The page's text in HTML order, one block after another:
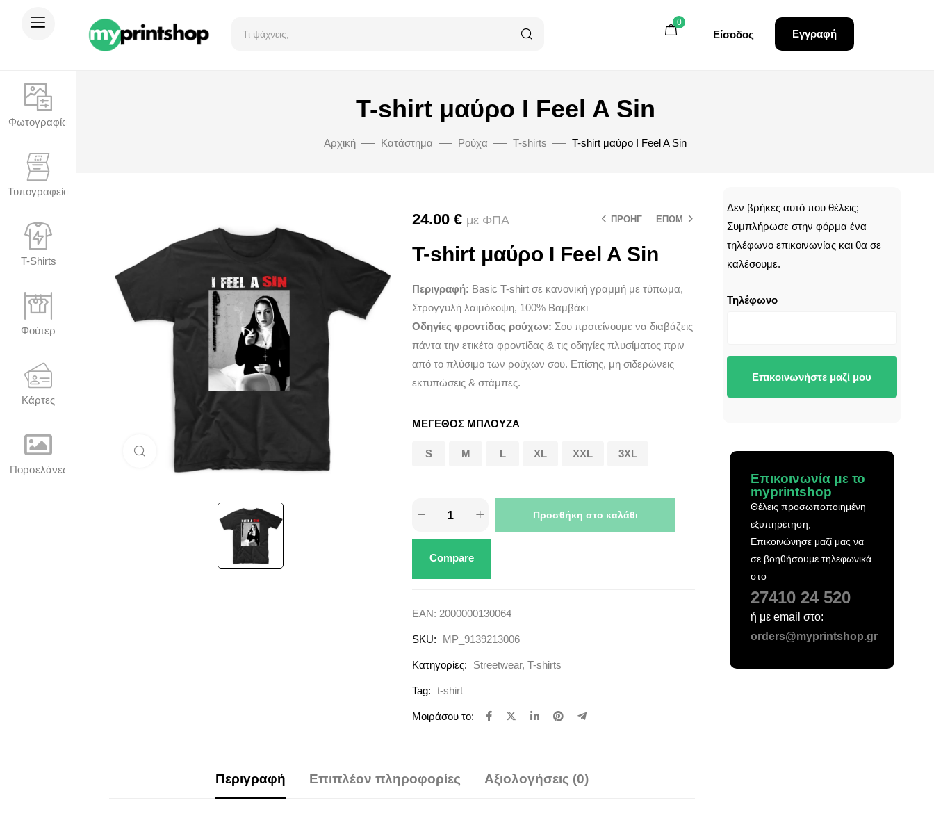
0
Είσοδος Εγγραφή
0
Είσοδος Εγγραφή
Φωτογραφία
Τυπογραφείο
T-Shirts
Φούτερ
Κάρτες
Πορσελάνες
T-shirt μαύρο I Feel A Sin
Αρχική Κατάστημα Ρούχα T-shirts T-shirt μαύρο I Feel A Sin
ΠΡΟΗΓ ΕΠΟΜ
24.00€ με ΦΠΑ
T-shirt μαύρο I Feel A Sin
Περιγραφή: Basic T-shirt σε κανονική γραμμή με τύπωμα,
Στρογγυλή λαιμόκοψη, 100% Βαμβάκι
Οδηγίες φροντίδας ρούχων:Σου προτείνουμε να διαβάζεις
πάντα την ετικέτα φροντίδας & τις οδηγίες πλυσίματος πριν
από το πλύσιμο των ρούχων σου. Επίσης, μη σιδερώνεις
εκτυπώσεις & στάμπες.
ΜΕΓΕΘΟΣ ΜΠΛΟΥΖΑ
S M L XL XXL 3XL
Προσθήκη στο καλάθι
Compare
EAN:2000000130064
SKU: MP_9139213006
Κατηγορίες: Streetwear,T-shirts
Tag: t-shirt
Μοιράσου το:
Περιγραφή Επιπλέον πληροφορίες Αξιολογήσεις (0)
Δεν βρήκες αυτό που θέλεις;
Συμπλήρωσε στην φόρμα ένα
τηλέφωνο επικοινωνίας και θα σε
καλέσουμε.
Τηλέφωνο
Επικοινωνήστε μαζί μου
Επικοινωνία με το
myprintshop
Θέλεις προσωποποιημένη
εξυπηρέτηση;
Επικοινώνησε μαζί μας να
σε βοηθήσουμε τηλεφωνικά
στο
27410 24 520
ή με email στο:
orders@myprintshop.gr